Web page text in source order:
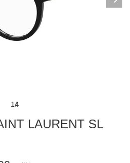
14
LAURENT SL